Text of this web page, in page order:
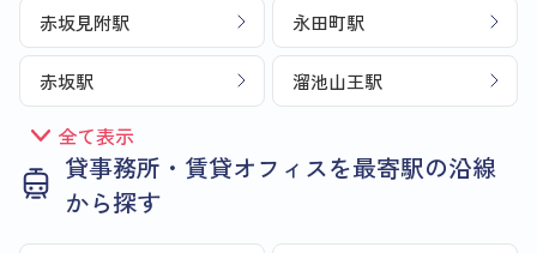
赤坂見附駅 永田町駅
赤坂駅 溜池山王駅
全て表示
貸事務所・賃貸オフィスを最寄駅の沿線
から探す